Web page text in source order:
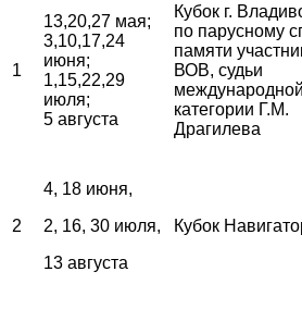
1
13,20,27 мая;
3,10,17,24
июня;
1,15,22,29
июля;
5 августа
Кубок г.
по парусному
памяти
ВОВ, судьи
международной
категории Г.М.
Драгилева
2
4, 18 июня,
2, 16, 30 июля,
13 августа
Кубок